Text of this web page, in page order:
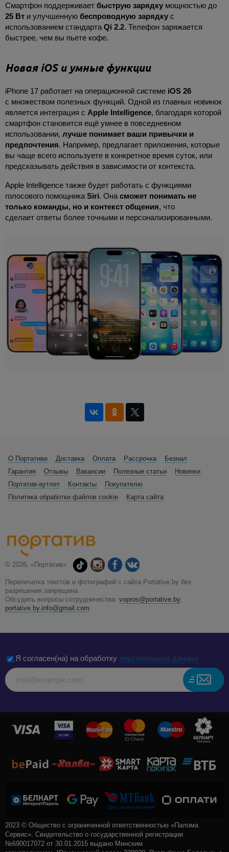
Смартфон поддерживает быструю зарядку мощностью до
25 Вт и улучшенную беспроводную зарядку с
использованием стандарта Qi 2.2. Телефон заряжается
быстрее, чем вы пьете кофе.
Новая iOS и умные функции
iPhone 17 работает на операционной системе iOS 26
с множеством полезных функций. Одной из главных новинок
является интеграция с Apple Intelligence, благодаря которой
смартфон становится ещё умнее в повседневном
использовании, лучше понимает ваши привычки и
предпочтения. Например, предлагает приложения, которые
вы чаще всего используете в конкретное время суток, или
предсказывать действия в зависимости от контекста.
Apple Intelligence также будет работать с функциями
голосового помощника Siri. Она сможет понимать не
только команды, но и контекст общения, что
сделает ответы более точными и персонализированными.
О Портативе Доставка Оплата Рассрочка
Безнал
Гарантия
Отзывы Вакансии Полезные статьи
Новинки
Портатив-аутлет
Контакты
Покупателю
Политика обработки файлов cookie
Карта сайта
© 2026, «Портатив»
Перепечатка текстов и фотографий с сайта Portative.by без
разрешения запрещена.
Обсудить вопросы сотрудничества: vopros@portative.by,
portative.by.info@gmail.com
Я согласен(на) на обработку персональных данных
2023 © Общество с ограниченной ответственностью «Палома
Сервис». Свидетельство о государственной регистрации
№690017072 от 30.01.2015 выдано Минским